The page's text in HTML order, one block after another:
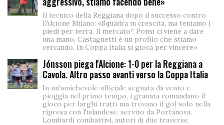
Il tecnico della Reggiana dopo il successo contro
l'Alcione Milano: «Squadra in crescita, ma teniamo i
piedi per terra. Il mercato? Ponsi ci viene a dare
una mano, Castagnetti è un profilo che stiamo
cercando. In Coppa Italia si gioca per vincere»
Jónsson piega l'Alcione: 1-0 per la Reggiana a
Cavola. Altro passo avanti verso la Coppa Italia
In un'amichevole ufficiale segnata da vento e
pioggia nel primo tempo, i granata comandano il
gioco per larghi tratti ma trovano il gol solo nella
ripresa con l'islandese, servito da Portanova.
Lombardi combattivi, autori di due traverse.